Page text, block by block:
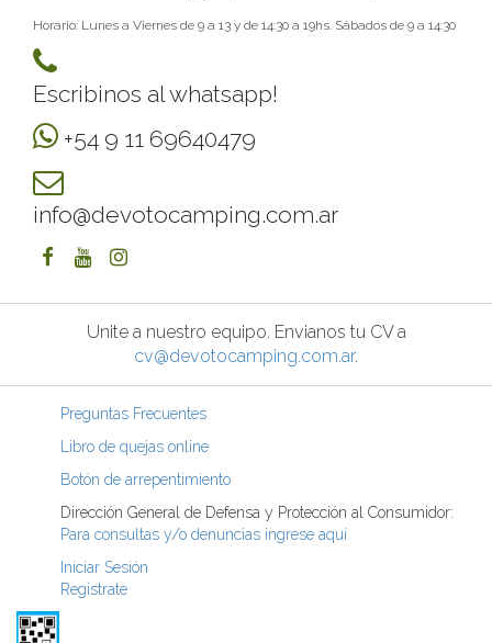
Horario: Lunes a Viernes de 9 a 13 y de 14:30 a 19hs. Sábados de 9 a 14:30
Escribinos al whatsapp!
+54 9 11 69640479
info@devotocamping.com.ar
Unite a nuestro equipo. Envianos tu CV a
cv@devotocamping.com.ar.
Preguntas Frecuentes
Libro de quejas online
Botón de arrepentimiento
Dirección General de Defensa y Protección al Consumidor:
Para consultas y/o denuncias ingrese aquí
Iniciar Sesión
Registrate